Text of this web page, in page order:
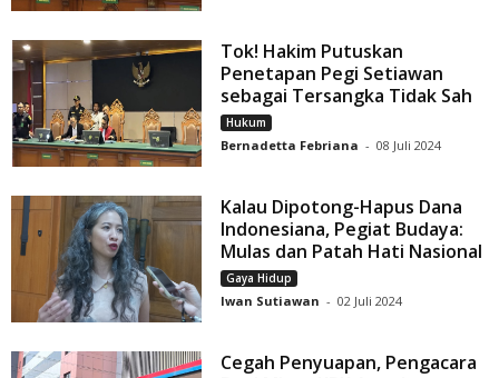
Tok! Hakim Putuskan
Penetapan Pegi Setiawan
sebagai Tersangka Tidak Sah
Hukum
Bernadetta Febriana - 08 Juli 2024
Kalau Dipotong-Hapus Dana
Indonesiana, Pegiat Budaya:
Mulas dan Patah Hati Nasional
Gaya Hidup
Iwan Sutiawan - 02 Juli 2024
Cegah Penyuapan, Pengacara